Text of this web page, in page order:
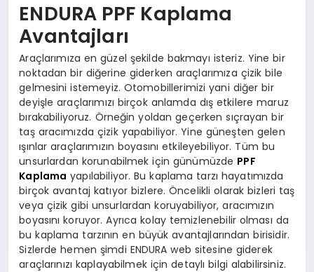
ENDURA PPF Kaplama
Avantajları
Araçlarımıza en güzel şekilde bakmayı isteriz. Yine bir
noktadan bir diğerine giderken araçlarımıza çizik bile
gelmesini istemeyiz. Otomobillerimizi yani diğer bir
deyişle araçlarımızı birçok anlamda dış etkilere maruz
bırakabiliyoruz. Örneğin yoldan geçerken sıçrayan bir
taş aracımızda çizik yapabiliyor. Yine güneşten gelen
ışınlar araçlarımızın boyasını etkileyebiliyor. Tüm bu
unsurlardan korunabilmek için günümüzde PPF
Kaplama yapılabiliyor. Bu kaplama tarzı hayatımızda
birçok avantaj katıyor bizlere. Öncelikli olarak bizleri taş
veya çizik gibi unsurlardan koruyabiliyor, aracımızın
boyasını koruyor. Ayrıca kolay temizlenebilir olması da
bu kaplama tarzının en büyük avantajlarından birisidir.
Sizlerde hemen şimdi ENDURA web sitesine giderek
araçlarınızı kaplayabilmek için detaylı bilgi alabilirsiniz.